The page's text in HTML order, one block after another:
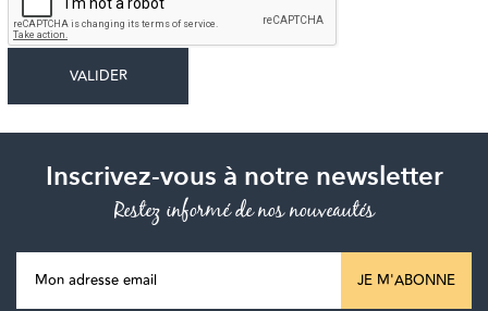
Inscrivez-vous à notre newsletter
Restez informé de nos nouveautés
JE M'ABONNE